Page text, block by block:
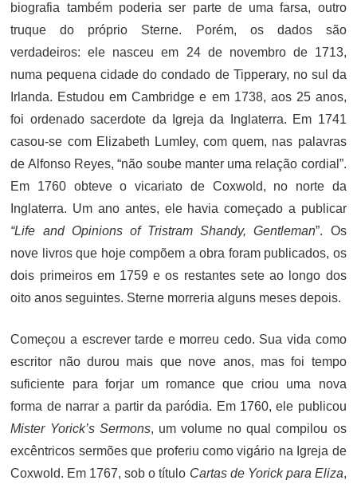
biografia também poderia ser parte de uma farsa, outro
truque do próprio Sterne. Porém, os dados são
verdadeiros: ele nasceu em 24 de novembro de 1713,
numa pequena cidade do condado de Tipperary, no sul da
Irlanda. Estudou em Cambridge e em 1738, aos 25 anos,
foi ordenado sacerdote da Igreja da Inglaterra. Em 1741
casou-se com Elizabeth Lumley, com quem, nas palavras
de Alfonso Reyes, “não soube manter uma relação cordial”.
Em 1760 obteve o vicariato de Coxwold, no norte da
Inglaterra. Um ano antes, ele havia começado a publicar
“Life and Opinions of Tristram Shandy, Gentleman”. Os
nove livros que hoje compõem a obra foram publicados, os
dois primeiros em 1759 e os restantes sete ao longo dos
oito anos seguintes. Sterne morreria alguns meses depois.
Começou a escrever tarde e morreu cedo. Sua vida como
escritor não durou mais que nove anos, mas foi tempo
suficiente para forjar um romance que criou uma nova
forma de narrar a partir da paródia. Em 1760, ele publicou
Mister Yorick’s Sermons, um volume no qual compilou os
excêntricos sermões que proferiu como vigário na Igreja de
Coxwold. Em 1767, sob o título Cartas de Yorick para Eliza,